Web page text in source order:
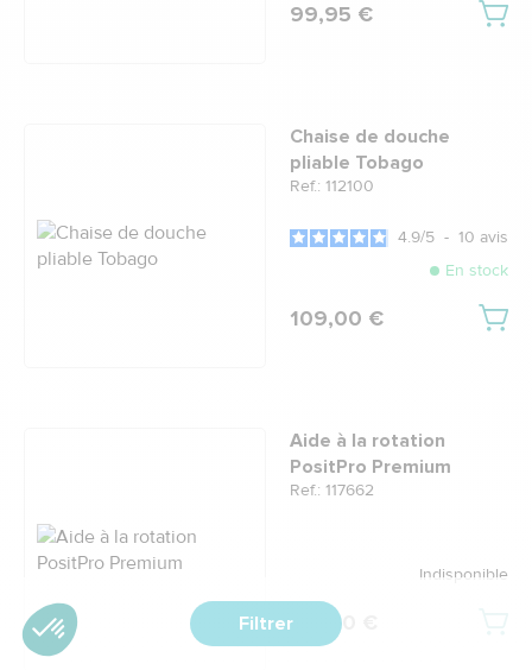
Filtrer
99,95 €
Chaise de douche
pliable Tobago
Ref.: 112100
4.9/5 - 10 avis
En stock
109,00 €
Aide à la rotation
PositPro Premium
Ref.: 117662
Indisponible
115,00 €